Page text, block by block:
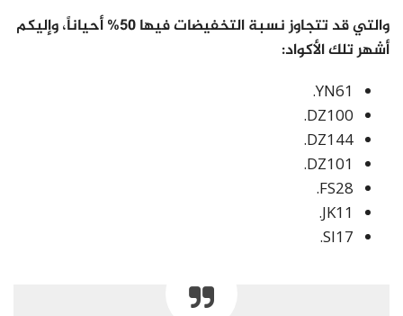
والتي قد تتجاوز نسبة التخفيضات فيها 50% أحياناً، وإليكم
أشهر تلك الأكواد:
YN61.
DZ100.
DZ144.
DZ101.
FS28.
JK11.
SI17.